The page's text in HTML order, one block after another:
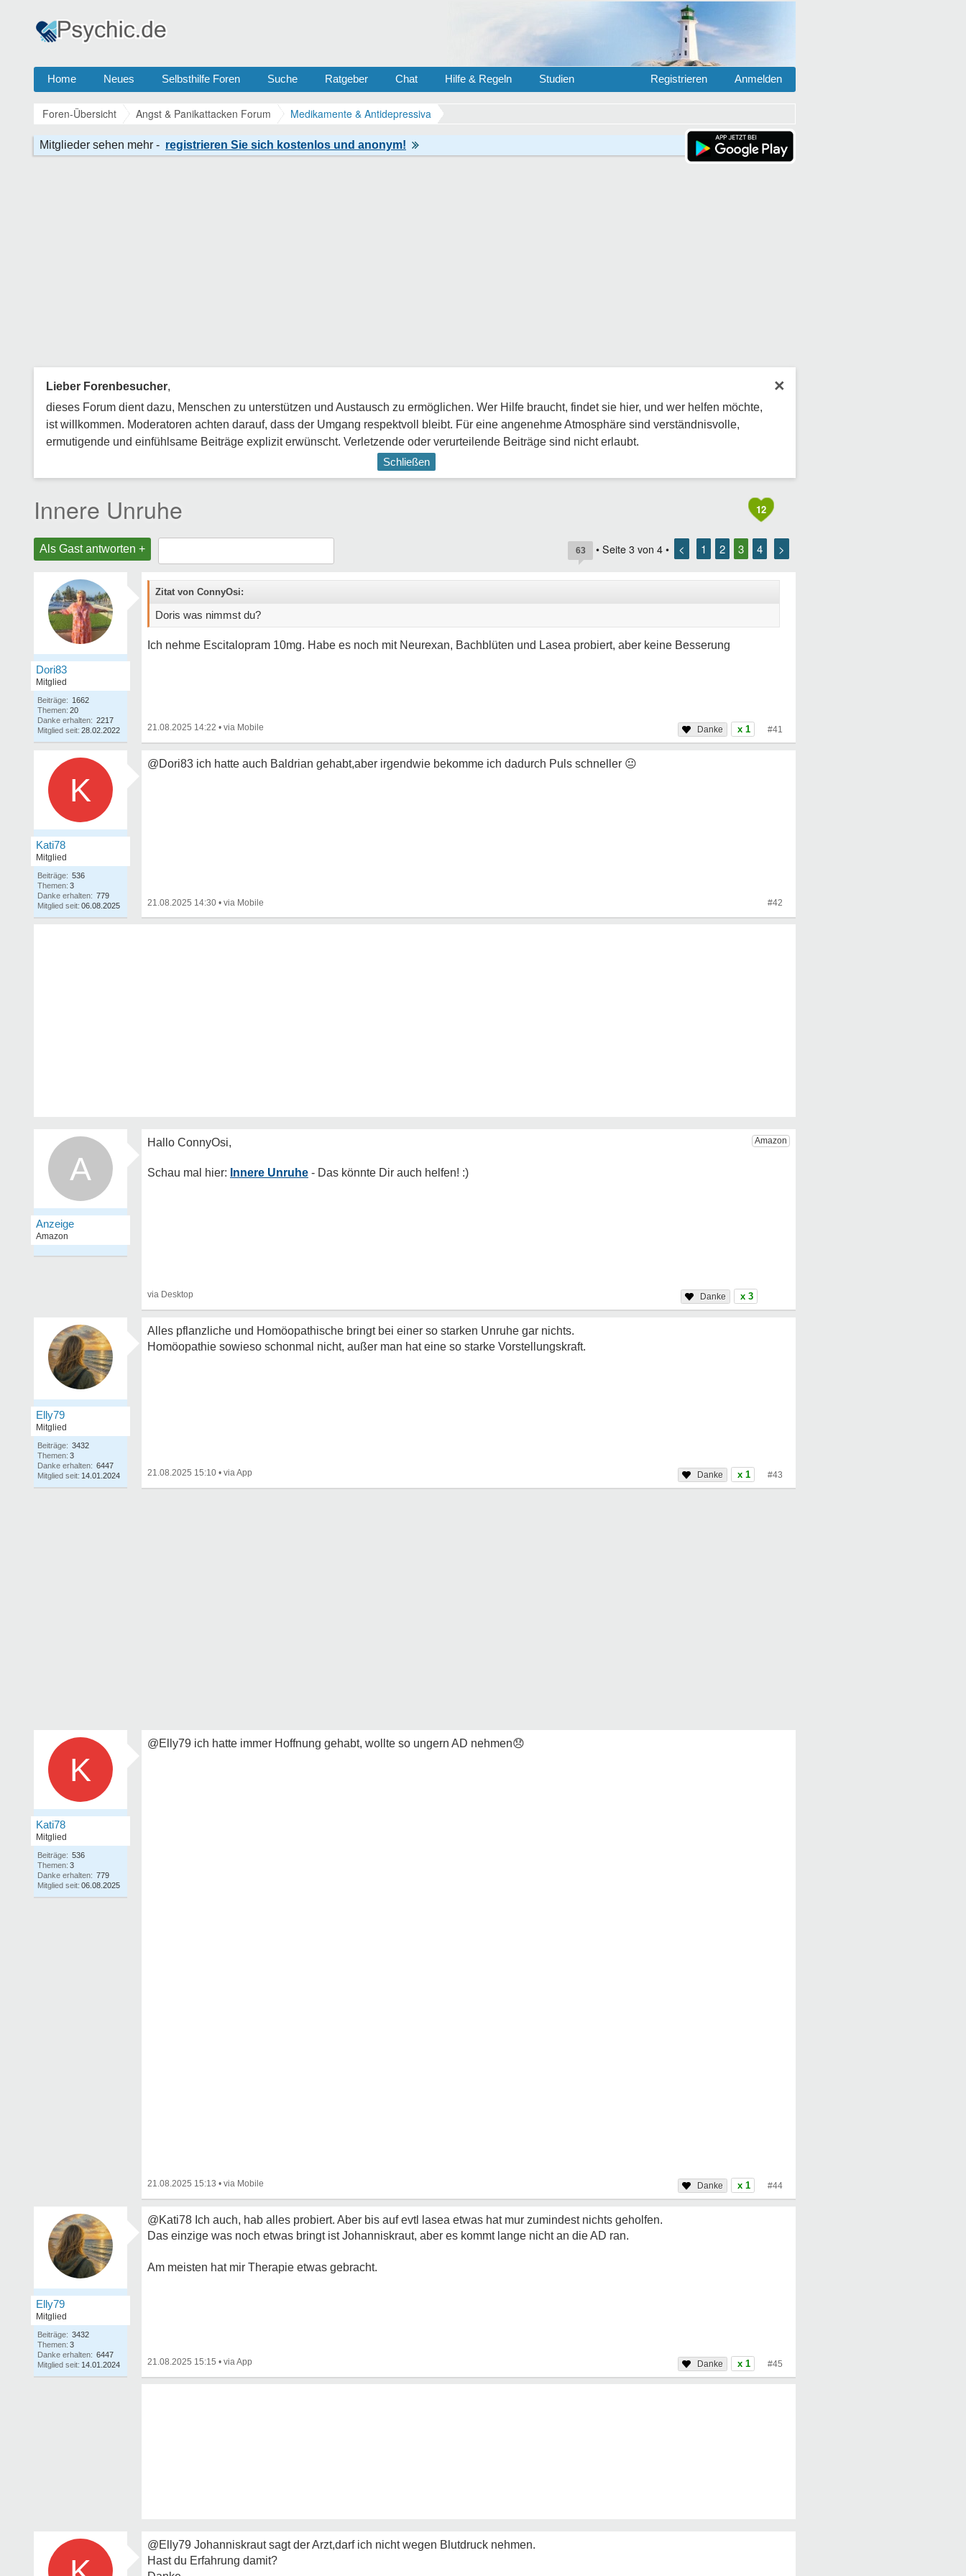
Home Neues Selbsthilfe Foren Suche Ratgeber Chat Hilfe & Regeln Studien Anmelden
Registrieren
Foren-Übersicht Angst & Panikattacken Forum Medikamente & Antidepressiva
×
Lieber Forenbesucher,
dieses Forum dient dazu, Menschen zu unterstützen und Austausch zu ermöglichen. Wer Hilfe braucht, findet sie hier, und wer helfen möchte,
ist willkommen. Moderatoren achten darauf, dass der Umgang respektvoll bleibt. Für eine angenehme Atmosphäre sind verständnisvolle,
ermutigende und einfühlsame Beiträge explizit erwünscht. Verletzende oder verurteilende Beiträge sind nicht erlaubt.
Schließen
12
Innere Unruhe
Als Gast antworten + 63 • Seite 3 von 4 • < 1 2 3 4 >
Dori83
Mitglied
Beiträge: 1662
Themen: 20
Danke erhalten: 2217
Mitglied seit: 28.02.2022
Zitat von ConnyOsi:
Doris was nimmst du?
Ich nehme Escitalopram 10mg. Habe es noch mit Neurexan, Bachblüten und Lasea probiert, aber keine Besserung
21.08.2025 14:22 • x 1 #41
K
Kati78
Mitglied
Beiträge: 536
Themen: 3
Danke erhalten: 779
Mitglied seit: 06.08.2025
@Dori83 ich hatte auch Baldrian gehabt,aber irgendwie bekomme ich dadurch Puls schneller 😐
21.08.2025 14:30 • #42
A Innere Unruhe
x 3
Elly79
Mitglied
Beiträge: 3432
Themen: 3
Danke erhalten: 6447
Mitglied seit: 14.01.2024
Alles pflanzliche und Homöopathische bringt bei einer so starken Unruhe gar nichts.
Homöopathie sowieso schonmal nicht, außer man hat eine so starke Vorstellungskraft.
21.08.2025 15:10 • x 1 #43
K
Kati78
Mitglied
Beiträge: 536
Themen: 3
Danke erhalten: 779
Mitglied seit: 06.08.2025
@Elly79 ich hatte immer Hoffnung gehabt, wollte so ungern AD nehmen😞
21.08.2025 15:13 • x 1 #44
Elly79
Mitglied
Beiträge: 3432
Themen: 3
Danke erhalten: 6447
Mitglied seit: 14.01.2024
@Kati78 Ich auch, hab alles probiert. Aber bis auf evtl lasea etwas hat mur zumindest nichts geholfen.
Das einzige was noch etwas bringt ist Johanniskraut, aber es kommt lange nicht an die AD ran.
Am meisten hat mir Therapie etwas gebracht.
21.08.2025 15:15 • x 1 #45
@Elly79 Johanniskraut sagt der Arzt,darf ich nicht wegen Blutdruck nehmen.
Hast du Erfahrung damit?